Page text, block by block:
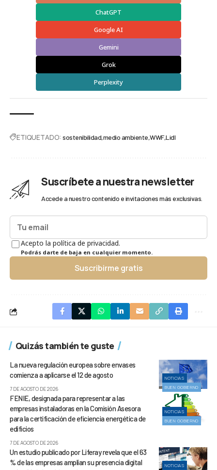
ChatGPT
Google AI
Gemini
Grok
Perplexity
ETIQUETADO: sostenibilidad medio ambiente WWF Lidl
Suscríbete a nuestra newsletter
Accede a nuestro contenido e invitaciones más exclusivas.
Acepto la política de privacidad.
Podrás darte de baja en cualquier momento.
Suscribirme gratis
Quizás también te guste
NOTICIAS
BUEN GOBIERNO
La nueva regulación europea sobre envases
comienza a aplicarse el 12 de agosto
7 DE AGOSTO DE 2026
NOTICIAS
BUEN GOBIERNO
FENIE, designada para representar a las
empresas instaladoras en la Comisión Asesora
para la certificación de eficiencia energética de
edificios
7 DE AGOSTO DE 2026
NOTICIAS
Un estudio publicado por Liferay revela que el 63
% de las empresas amplían su presencia digital